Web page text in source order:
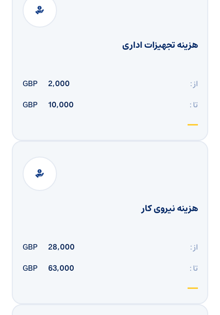
هزینه تجهیزات اداری
از : 2,000
GBP
تا :
10,000
GBP
هزینه نیروی کار
از : 28,000
GBP
تا :
63,000
GBP